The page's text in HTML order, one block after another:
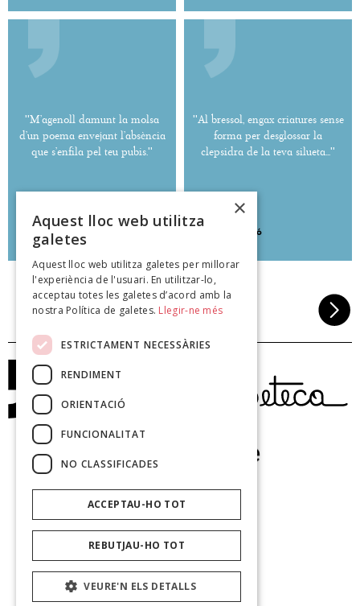
''M’agenoll damunt la molsa
d’un poema envejant l’absència
que s’enfila pel teu pubis.''
Miquel Perelló
poeteca.cat
''Al bressol, engax criatures sense
forma per desglossar la
clepsidra de la teva silueta...''
Miquel Perelló
×
Aquest lloc web utilitza
galetes
Aquest lloc web utilitza galetes per millorar
l'experiència de l'usuari. En utilitzar-lo,
acceptau totes les galetes d’acord amb la
nostra Política de galetes. Llegir-ne més
ESTRICTAMENT NECESSÀRIES
RENDIMENT
ORIENTACIÓ
FUNCIONALITAT
NO CLASSIFICADES
ACCEPTAU-HO TOT
REBUTJAU-HO TOT
VEURE'N ELS DETALLS